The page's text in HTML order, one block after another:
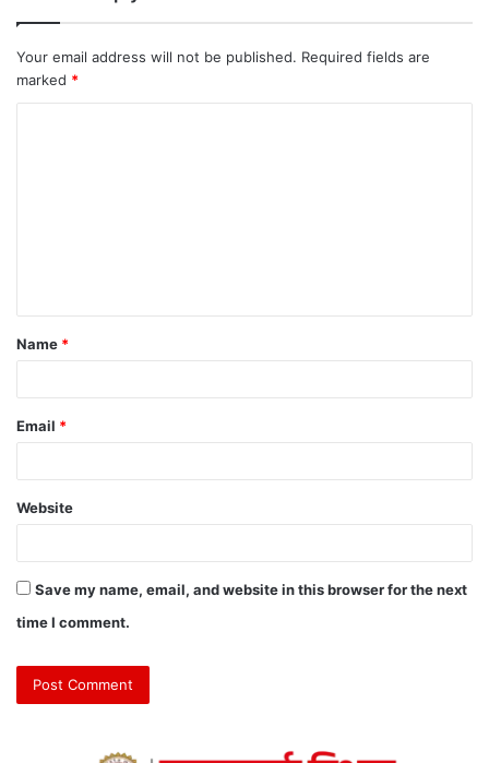
Your email address will not be published. Required fields are
marked *
Name *
Email *
Website
Save my name, email, and website in this browser for the next
time I comment.